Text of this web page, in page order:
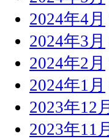
2024年4月
2024年3月
2024年2月
2024年1月
2023年12月
2023年11月